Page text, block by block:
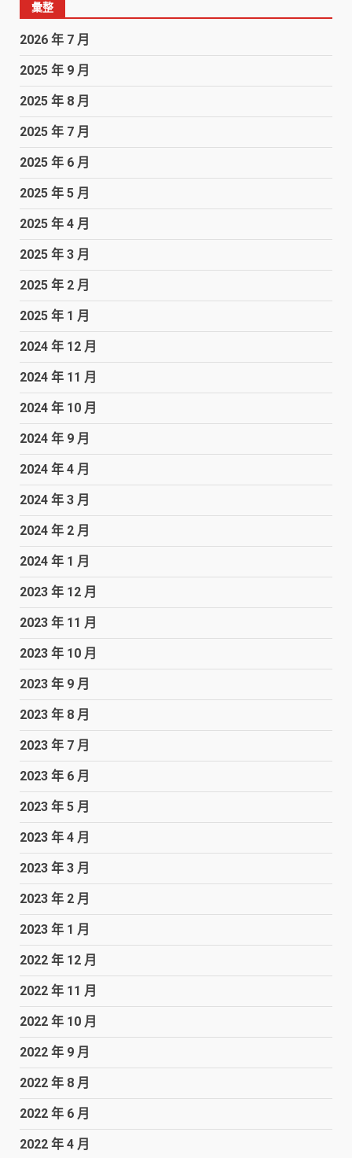
彙整
2026 年 7 月
2025 年 9 月
2025 年 8 月
2025 年 7 月
2025 年 6 月
2025 年 5 月
2025 年 4 月
2025 年 3 月
2025 年 2 月
2025 年 1 月
2024 年 12 月
2024 年 11 月
2024 年 10 月
2024 年 9 月
2024 年 4 月
2024 年 3 月
2024 年 2 月
2024 年 1 月
2023 年 12 月
2023 年 11 月
2023 年 10 月
2023 年 9 月
2023 年 8 月
2023 年 7 月
2023 年 6 月
2023 年 5 月
2023 年 4 月
2023 年 3 月
2023 年 2 月
2023 年 1 月
2022 年 12 月
2022 年 11 月
2022 年 10 月
2022 年 9 月
2022 年 8 月
2022 年 6 月
2022 年 4 月